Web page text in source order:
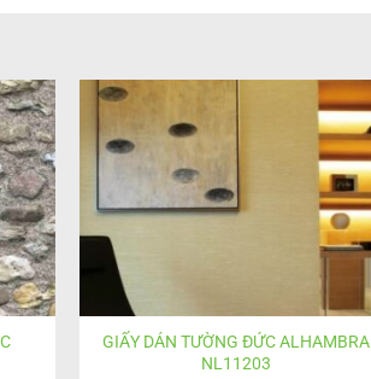
GIẤY DÁN TƯỜNG ĐỨC ALHAMBRA
NL11203